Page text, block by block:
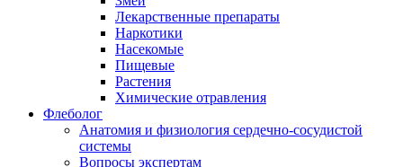
Лекарственные препараты
Наркотики
Насекомые
Пищевые
Растения
Химические отравления
Флеболог
Анатомия и физиология сердечно-сосудистой
системы
Вопросы экспертам